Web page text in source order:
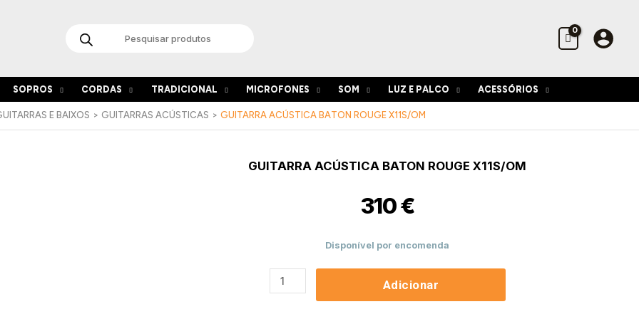
search
SOPROS CORDAS TRADICIONAL MICROFONES SOM LUZ E PALCO ACESSÓRIOS
E BAIXOS GUITARRAS ACÚSTICAS GUITARRA ACÚSTICA BATON ROUGE X11S/OM
GUITARRA ACÚSTICA BATON ROUGE X11S/OM
310€
Disponível por encomenda
de
Adicionar